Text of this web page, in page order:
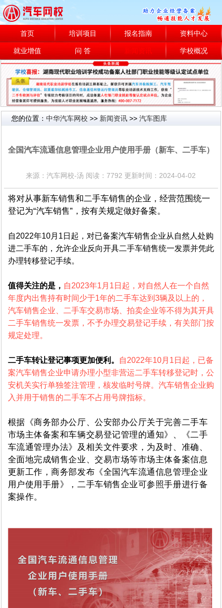
首页 培训项目 报名指南 资料中心
就业增值 问 答 新闻资讯 学校概况
您的位置：中华汽车网校 >> 新闻资讯 >>汽车图库
全国汽车流通信息管理企业用户使用手册（新车、二手车）
来源：汽车网校-汤 阅读：7792 更新时间：2024-04-02
将对从事新车销售和二手车销售的企业，经营范围统一
登记为“汽车销售”，按有关规定做好备案。
自2022年10月1日起，对已备案汽车销售企业从自然人处购
进二手车的，允许企业反向开具二手车销售统一发票并凭此
办理转移登记手续。
值得关注的是， 自2023年1月1日起，对自然人在一个自然
年度内出售持有时间少于1年的二手车达到3辆及以上的，
汽车销售企业、二手车交易市场、拍卖企业等不得为其开具
二手车销售统一发票，不予办理交易登记手续，有关部门按
规定处理。
二手车转让登记事项更加便利。
自2022年10月1日起，已备
案汽车销售企业申请办理小型非营运二手车转移登记时，公
安机关实行单独签注管理，核发临时号牌。汽车销售企业购
入并用于销售的二手车不占用号牌指标。
根据《商务部办公厅、公安部办公厅关于完善二手车
市场主体备案和车辆交易登记管理的通知》、《二手
车流通管理办法》及相关文件要求，为及时、准确、
全面地完成销售企业、交易市场等市场主体备案信息
更新工作，商务部发布《全国汽车流通信息管理企业
用户使用手册》，二手车销售企业可参照手册进行备
案操作。